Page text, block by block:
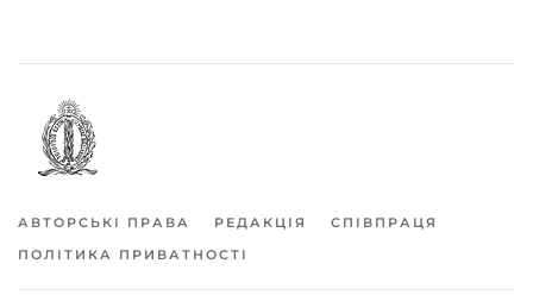
АВТОРСЬКІ ПРАВА РЕДАКЦІЯ
СПІВПРАЦЯ
ПОЛІТИКА ПРИВАТНОСТІ